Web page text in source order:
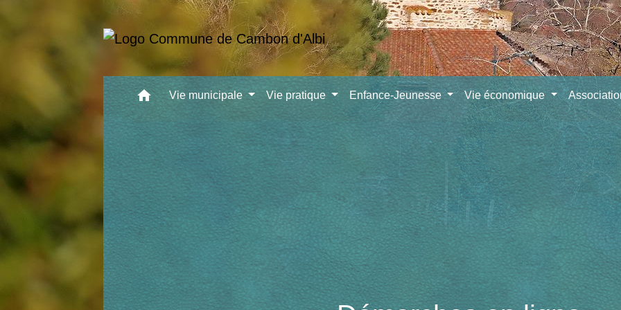
home Vie municipale Vie pratique Enfance-Jeunesse Vie économique